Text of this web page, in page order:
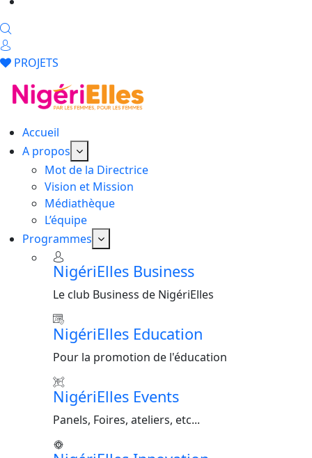
PROJETS
Accueil
A propos
Mot de la Directrice
Vision et Mission
Médiathèque
L’équipe
Programmes
NigériElles Business
Le club Business de NigériElles
NigériElles Education
Pour la promotion de l'éducation
NigériElles Events
Panels, Foires, ateliers, etc...